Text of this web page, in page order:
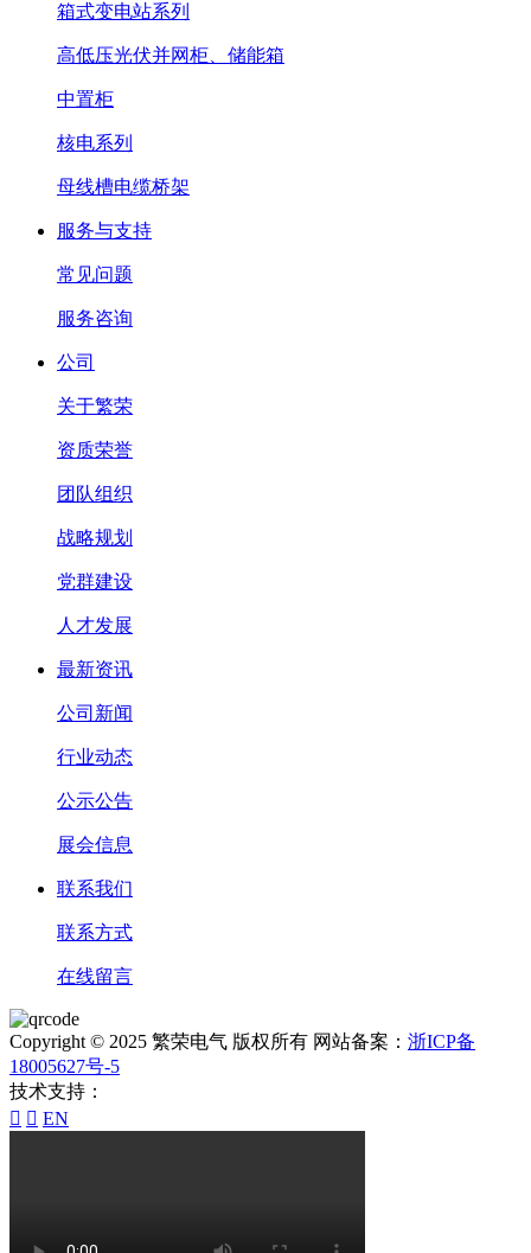
箱式变电站系列
高低压光伏并网柜、储能箱
中置柜
核电系列
母线槽电缆桥架
服务与支持
常见问题
服务咨询
公司
关于繁荣
资质荣誉
团队组织
战略规划
党群建设
人才发展
最新资讯
公司新闻
行业动态
公示公告
展会信息
联系我们
联系方式
在线留言
Copyright © 2025 繁荣电气 版权所有 网站备案： 浙ICP备
18005627号-5
技术支持：
  EN